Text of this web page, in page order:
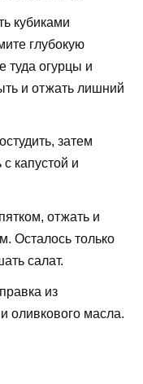
кубиками
глубокую
туда огурцы и
и отжать лишний
затем
капустой и
отжать и
Осталось только
салат.
из
оливкового масла.